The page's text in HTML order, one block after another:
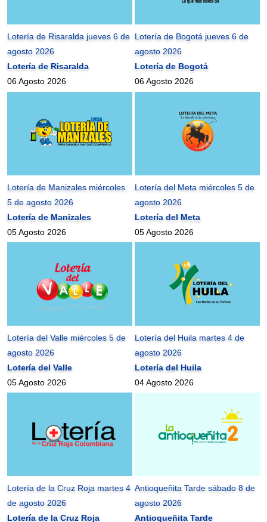
Lotería de Risaralda jueves 6 de
agosto 2026
Lotería de Risaralda
06 Agosto 2026
Lotería de Bogotá jueves 6 de
agosto 2026
Lotería de Bogotá
06 Agosto 2026
Lotería de Manizales miércoles
5 de agosto 2026
Lotería de Manizales
05 Agosto 2026
Lotería del Meta miércoles 5 de
agosto 2026
Lotería del Meta
05 Agosto 2026
Lotería del Valle miércoles 5 de
agosto 2026
Lotería del Valle
05 Agosto 2026
Lotería del Huila martes 4 de
agosto 2026
Lotería del Huila
04 Agosto 2026
Lotería de la Cruz Roja martes 4
de agosto 2026
Lotería de la Cruz Roja
Antioqueñita Tarde sábado 8 de
agosto 2026
Antioqueñita Tarde